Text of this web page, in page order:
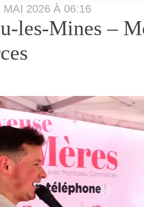
2026 À 06:16
les-Mines –